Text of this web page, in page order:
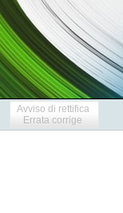
Avviso di rettifica
Errata corrige